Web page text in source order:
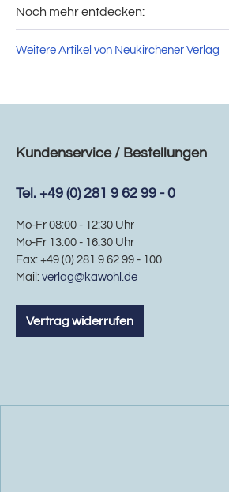
Noch mehr entdecken:
Weitere Artikel von Neukirchener Verlag
Kundenservice / Bestellungen
Tel. +49 (0) 281 9 62 99 - 0
Mo-Fr 08:00 - 12:30 Uhr
Mo-Fr 13:00 - 16:30 Uhr
Fax: +49 (0) 281 9 62 99 - 100
Mail: verlag@kawohl.de
Vertrag widerrufen